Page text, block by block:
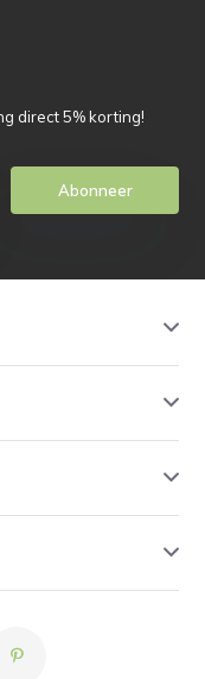
direct 5% korting!
Abonneer